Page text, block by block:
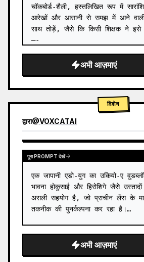
चॉकबोर्ड-शैली, हस्तलिखित रूप में
आरेखों और आसानी से समझ में आने वाली
साथ तोड़ें, जैसे कि किसी शिक्षक ने इसे
—-
अभी आज़माएं
विशेष
द्वारा@VOXCATAI
पूरा PROMPT देखें
एक जापानी एडो-युग का उकियो-ए
भावना होकुसाई और हिरोशिगे जैसे
असली सहयोग है, जो प्राचीन लेंस के
तकनीक की पुनर्कल्पना कर रहा है।
default="एक व्यस्त शिबुया स्क्रैम…
अभी आज़माएं